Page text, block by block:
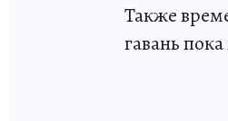
Также
гавань